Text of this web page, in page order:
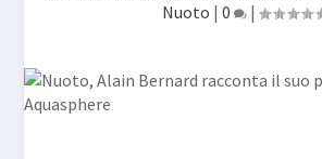
Nuoto | 0 |